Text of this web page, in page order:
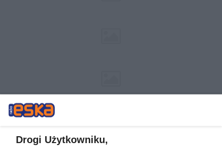
Drogi Użytkowniku,